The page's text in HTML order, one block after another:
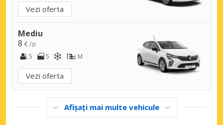
Vezi oferta
Mediu
8 € /zi
5
5 M
Vezi oferta
Afișați mai multe vehicule